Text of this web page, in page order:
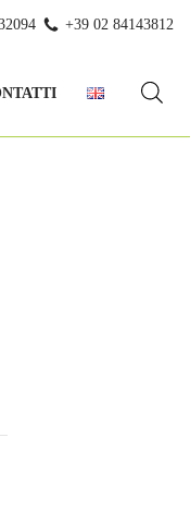
+39 02 84143812